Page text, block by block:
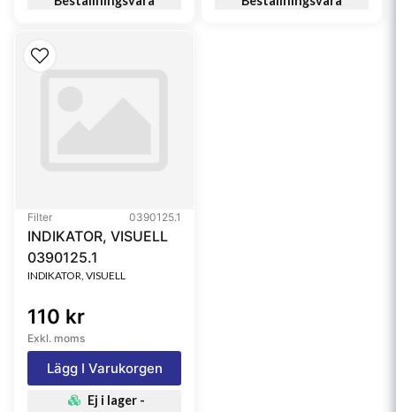
Filter 0390125.1
INDIKATOR, VISUELL
0390125.1
INDIKATOR, VISUELL
110 kr
Exkl. moms
Lägg I Varukorgen
Ej i lager -